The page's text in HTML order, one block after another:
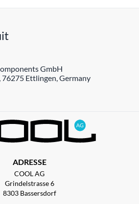
GmbH
Ettlingen, Germany
ADRESSE
COOL AG
Grindelstrasse 6
8303 Bassersdorf